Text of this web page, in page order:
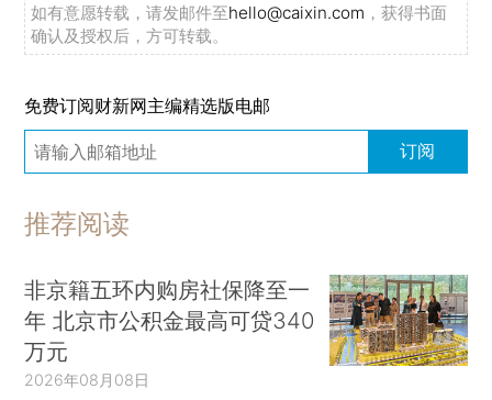
如有意愿转载，请发邮件至hello@caixin.com ，获得书面
确认及授权后，方可转载。
免费订阅财新网主编精选版电邮
订阅
推荐阅读
非京籍五环内购房社保降至一
年 北京市公积金最高可贷340
万元
2026年08月08日